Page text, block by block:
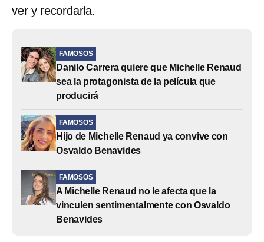
ver y recordarla.
FAMOSOS
Danilo Carrera quiere que Michelle Renaud
sea la protagonista de la película que
producirá
FAMOSOS
Hijo de Michelle Renaud ya convive con
Osvaldo Benavides
FAMOSOS
A Michelle Renaud no le afecta que la
vinculen sentimentalmente con Osvaldo
Benavides